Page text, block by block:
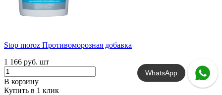
Stop moroz Противоморозная добавка
1 166 руб. шт
В корзину
Купить в 1 клик
WhatsApp